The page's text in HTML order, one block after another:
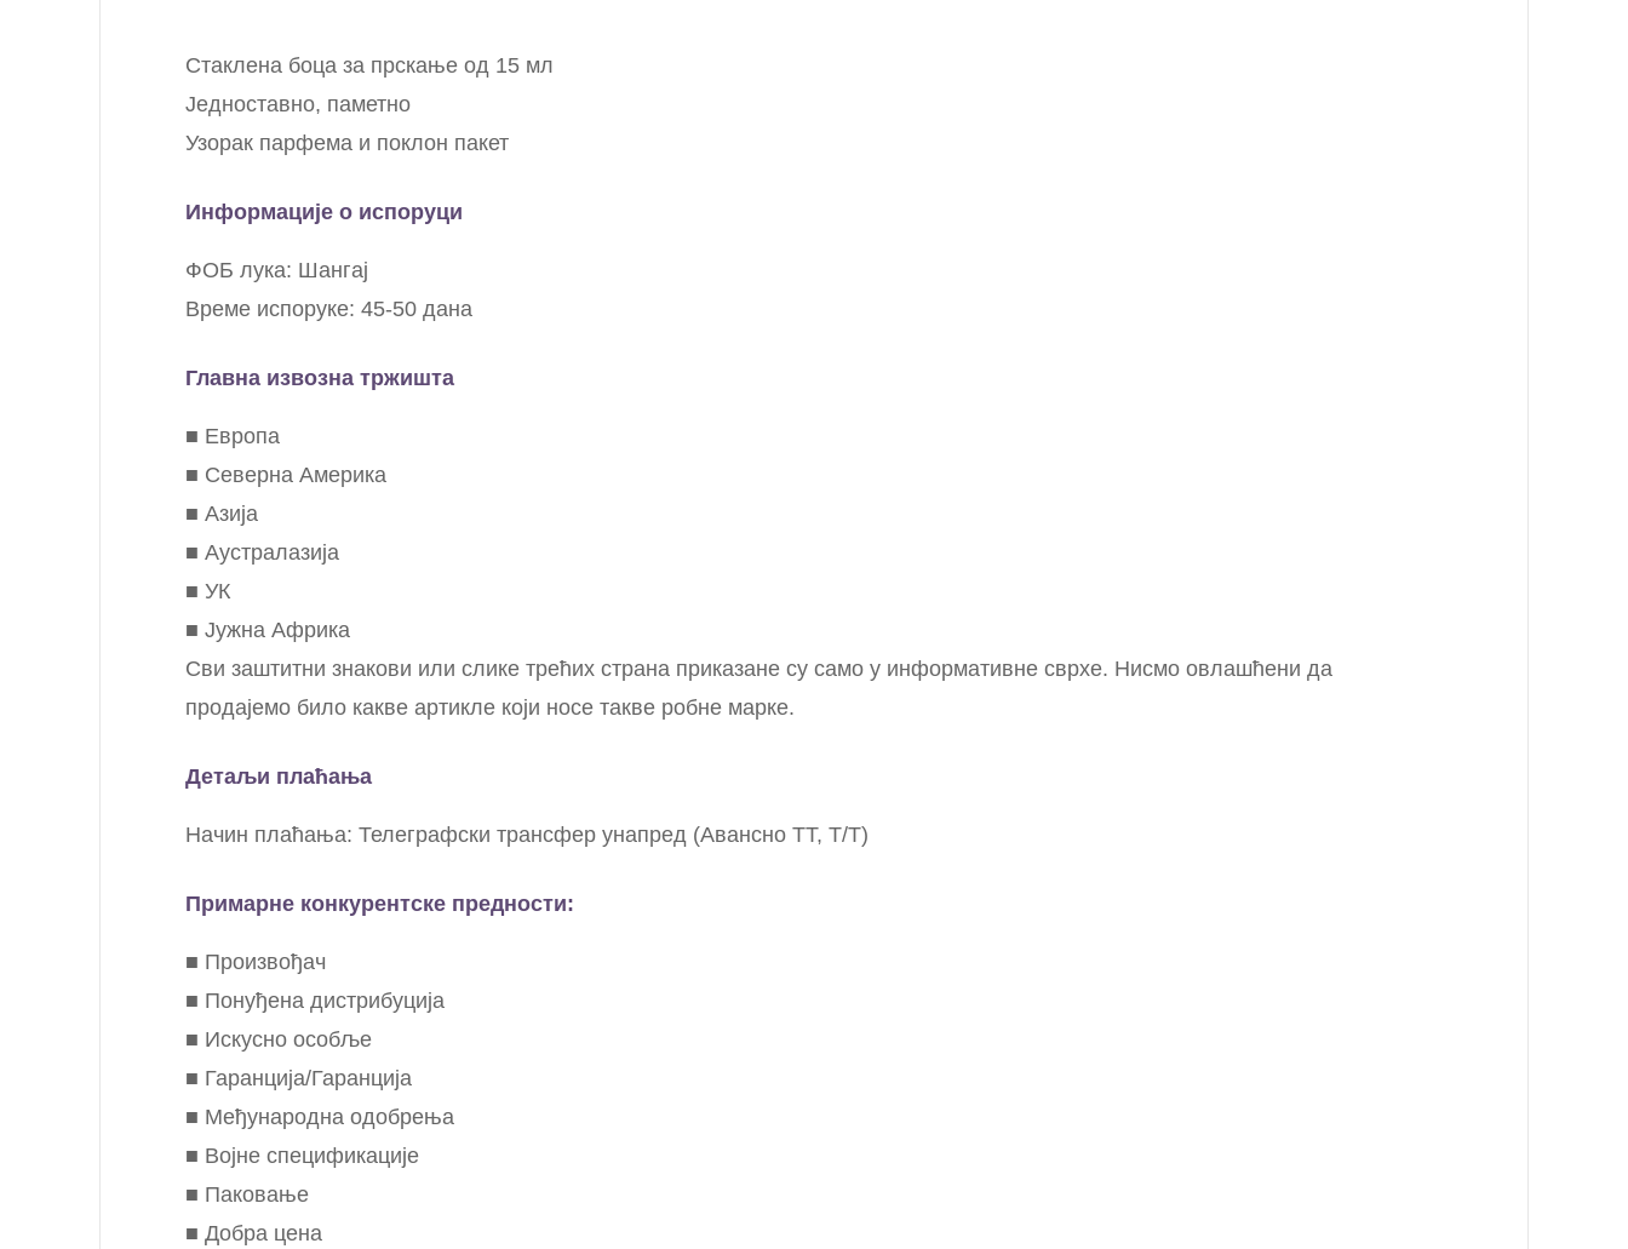
Стаклена боца за прскање од 15 мл
Једноставно, паметно
Узорак парфема и поклон пакет
Информације о испоруци
ФОБ лука: Шангај
Време испоруке: 45-50 дана
Главна извозна тржишта
■ Европа
■ Северна Америка
■ Азија
■ Аустралазија
■ УК
■ Јужна Африка
Сви заштитни знакови или слике трећих страна приказане су само у информативне сврхе. Нисмо овлашћени да
продајемо било какве артикле који носе такве робне марке.
Детаљи плаћања
Начин плаћања: Телеграфски трансфер унапред (Авансно ТТ, Т/Т)
Примарне конкурентске предности:
■ Произвођач
■ Понуђена дистрибуција
■ Искусно особље
■ Гаранција/Гаранција
■ Међународна одобрења
■ Војне спецификације
■ Паковање
■ Добра цена